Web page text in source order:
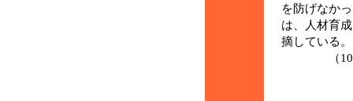
を防げなか
は、人材育
摘している
（10月